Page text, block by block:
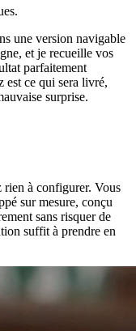
une version navigable
et je recueille vos
parfaitement
est ce qui sera livré,
surprise.
rien à configurer. Vous
sur mesure, conçu
sans risquer de
suffit à prendre en